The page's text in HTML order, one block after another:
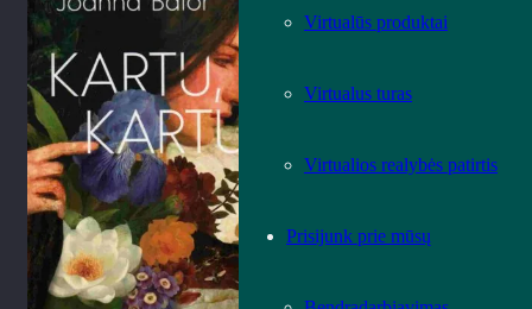
Virtualūs produktai
Virtualus turas
Virtualios realybės patirtis
Prisijunk prie mūsų